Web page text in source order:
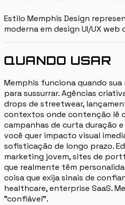
Estilo Memphis Design
moderna em design UI/UX
QUANDO USAR
Memphis funciona quando
para sussurrar. Agências
drops de streetwear,
contextos onde contenção lê
campanhas de curta duração
você quer impacto visual
sofisticação de longo prazo.
marketing jovem, sites de
que realmente têm
coisa que exija sinais de
healthcare, enterprise SaaS.
"confiável".